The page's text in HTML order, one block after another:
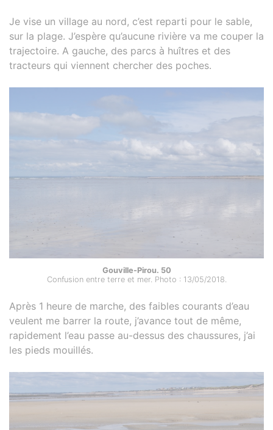
Je vise un village au nord, c’est reparti pour le sable,
sur la plage. J’espère qu’aucune rivière va me couper la
trajectoire. A gauche, des parcs à huîtres et des
tracteurs qui viennent chercher des poches.
Gouville-Pirou. 50
Confusion entre terre et mer. Photo : 13/05/2018.
Après 1 heure de marche, des faibles courants d’eau
veulent me barrer la route, j’avance tout de même,
rapidement l’eau passe au-dessus des chaussures, j’ai
les pieds mouillés.